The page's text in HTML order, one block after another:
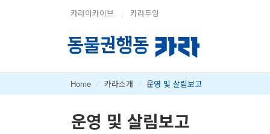
카라아카이브 | 카라두잉
Home / 카라소개 / 운영 및 살림보고
운영 및 살림보고